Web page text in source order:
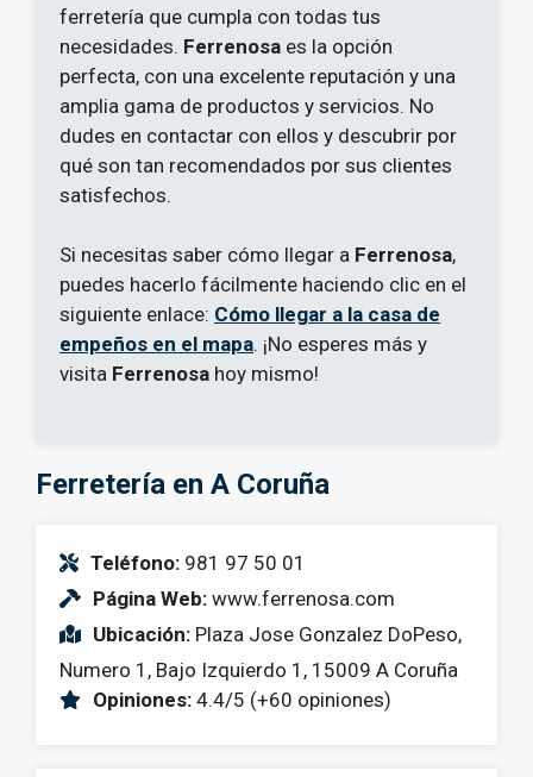
ferretería que cumpla con todas tus
necesidades. Ferrenosa es la opción
perfecta, con una excelente reputación y una
amplia gama de productos y servicios. No
dudes en contactar con ellos y descubrir por
qué son tan recomendados por sus clientes
satisfechos.
Si necesitas saber cómo llegar a Ferrenosa,
puedes hacerlo fácilmente haciendo clic en el
siguiente enlace: Cómo llegar a la casa de
empeños en el mapa. ¡No esperes más y
visita Ferrenosa hoy mismo!
Ferretería en A Coruña
Teléfono: 981 97 50 01
Página Web: www.ferrenosa.com
Ubicación: Plaza Jose Gonzalez DoPeso,
Numero 1, Bajo Izquierdo 1, 15009 A Coruña
Opiniones: 4.4/5 (+60 opiniones)